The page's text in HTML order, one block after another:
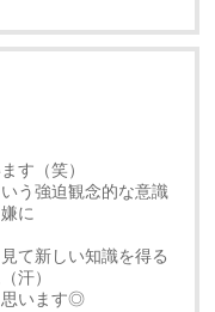
す（笑）
う強迫観念的な意識
に
て新しい知識を得る
汗）
思います◎